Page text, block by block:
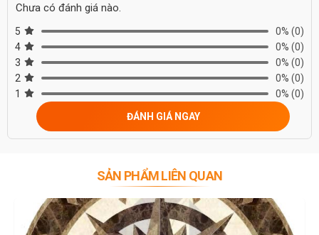
Chưa có đánh giá nào.
5 0% (0)
4
0% (0)
3
0% (0)
2
0% (0)
1
0% (0)
ĐÁNH GIÁ NGAY
SẢN PHẨM LIÊN QUAN